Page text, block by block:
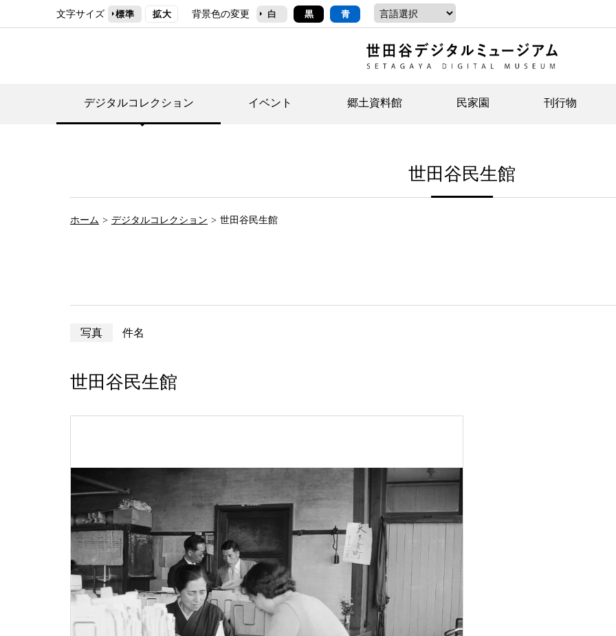
文字サイズ 標準 拡大 背景色の変更 白 黒 青
デジタルコレクション イベント 郷土資料館
イベント
常設展案内
民家園
イベント
団体利用について（社会科見学など）
刊行物
ジュニア講座
世田谷民生館
ホーム デジタルコレクション 世田谷民生館
写真 件名
世田谷民生館